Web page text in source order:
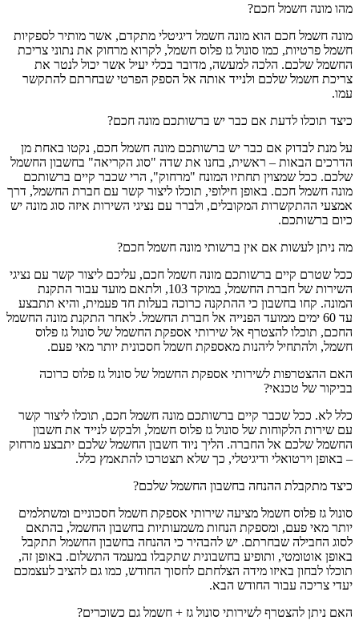
מהו מונה חשמל חכם?
מונה חשמל חכם הוא מונה חשמל דיגיטלי מתקדם, אשר מותיר לספקיות
חשמל פרטיות, כמו סונול גז פלוס חשמל, לקרוא מרחוק את נתוני צריכת
החשמל שלכם. הלכה למעשה, מדובר בכלי יעיל אשר יכול לנטר את
צריכת חשמל שלכם ולנייד אותה אל הספק הפרטי שבחרתם להתקשר
עמו.
כיצד תוכלו לדעת אם כבר יש ברשותכם מונה חכם?
על מנת לבדוק אם כבר יש ברשותכם מונה חשמל חכם, נקטו באחת מן
הדרכים הבאות – ראשית, בחנו את שדה "סוג הקריאה" בחשבון החשמל
שלכם. ככל שמצוין תחתיו המונח "מרחוק", הרי שכבר קיים ברשותכם
מונה חשמל חכם. באופן חילופי, תוכלו ליצור קשר עם חברת החשמל, דרך
אמצעי ההתקשרות המקובלים, ולברר עם נציגי השירות איזה סוג מונה יש
כיום ברשותכם.
מה ניתן לעשות אם אין ברשותי מונה חשמל חכם?
ככל שטרם קיים ברשותכם מונה חשמל חכם, עליכם ליצור קשר עם נציגי
השירות של חברת החשמל, במוקד 103, ולתאם מועד עבור התקנת
המונה. קחו בחשבון כי ההתקנה כרוכה בעלות חד פעמית, והיא תתבצע
עד 60 ימים ממועד הפנייה אל חברת החשמל. לאחר התקנת מונה החשמל
החכם, תוכלו להצטרף אל שירותי אספקת החשמל של סונול גז פלוס
חשמל, ולהתחיל ליהנות מאספקת חשמל חסכונית יותר מאי פעם.
האם ההצטרפות לשירותי אספקת החשמל של סונול גז פלוס כרוכה
בביקור של טכנאי?
כלל לא. ככל שכבר קיים ברשותכם מונה חשמל חכם, תוכלו ליצור קשר
עם שירות הלקוחות של סונול גז פלוס חשמל, ולבקש לנייד את חשבון
החשמל שלכם אל החברה. הליך ניוד חשבון החשמל שלכם יתבצע מרחוק
– באופן וירטואלי ודיגיטלי, כך שלא תצטרכו להתאמץ כלל.
כיצד מתקבלת ההנחה בחשבון החשמל שלכם?
סונול גז פלוס חשמל מציעה שירותי אספקת חשמל חסכוניים ומשתלמים
יותר מאי פעם, ומספקת הנחות משמעותיות בחשבון החשמל, בהתאם
לסוג החבילה שבחרתם. יש להבהיר כי ההנחה בחשבון החשמל תתקבל
באופן אוטומטי, ותופיע בחשבונית שתקבלו במעמד התשלום. באופן זה,
תוכלו לבחון באיזו מידה הצלחתם לחסוך החודש, כמו גם להציב לעצמכם
יעדי צריכה עבור החודש הבא.
האם ניתן להצטרף לשירותי סונול גז + חשמל גם כשוכרים?